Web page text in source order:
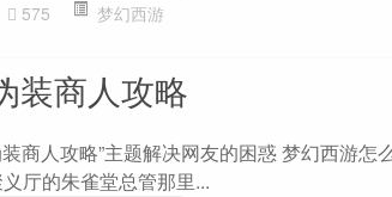
575 梦幻西游
装商人攻略
商人攻略”主题解决网友的困惑 梦幻西游怎
厅的朱雀堂总管那里...